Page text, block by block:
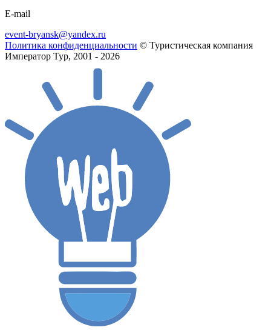
E-mail
event-bryansk@yandex.ru
Политика конфиденциальности © Туристическая компания
Император Тур, 2001 - 2026